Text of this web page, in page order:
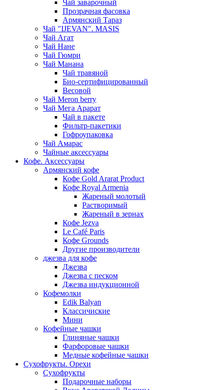
Чай заварочный
Прозрачная фасовка
Армянский Тараз
Чай "IJEVAN". MASIS
Чай Агат
Чай Нане
Чай Гюмри
Чай Манана
Чай травяной
Био-сертифицированный
Весовой
Чай Meron berry
Чай Мега Арарат
Чай в пакете
Фильтр-пакетики
Гофроупаковка
Чай Амарас
Чайные аксессуары
Кофе. Аксессуары
Армянский кофе
Кофе Gold Ararat Product
Кофе Royal Armenia
Жареный молотый
Растворимый
Жареный в зернах
Кофе Jezva
Le Café Paris
Кофе Grounds
Другие производители
джезва для кофе
Джезва
Джезва с песком
Джезва индукционной
Кофемолки
Edik Balyan
Классичиские
Мини
Кофейные чашки
Глиняные чашки
Фарфоровые чашки
Медные кофейные чашки
Сухофрукты. Орехи
Сухофрукты
Подарочные наборы